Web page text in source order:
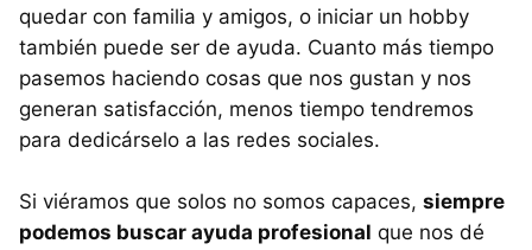
quedar con familia y amigos, o iniciar un hobby
también puede ser de ayuda. Cuanto más tiempo
pasemos haciendo cosas que nos gustan y nos
generan satisfacción, menos tiempo tendremos
para dedicárselo a las redes sociales.
Si viéramos que solos no somos capaces, siempre
podemos buscar ayuda profesional que nos dé